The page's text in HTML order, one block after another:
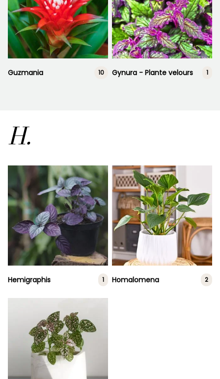
Guzmania 10 Gynura - Plante velours 1
H.
Hemigraphis 1 Homalomena 2